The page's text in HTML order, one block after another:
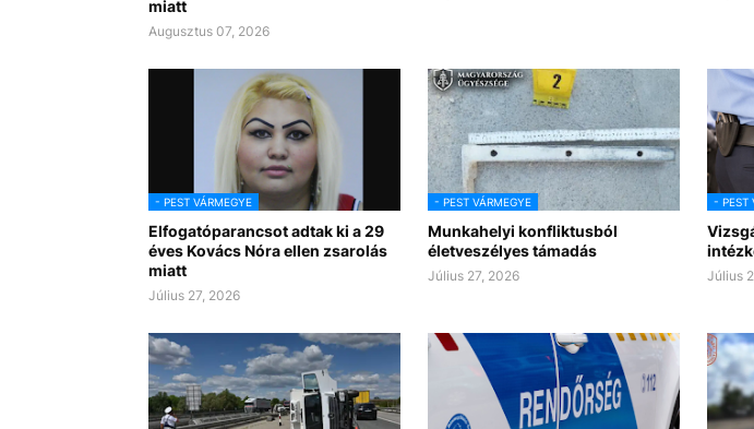
miatt
Augusztus 07, 2026
- PEST VÁRMEGYE
Elfogatóparancsot adtak ki a 29
éves Kovács Nóra ellen zsarolás
miatt
Július 27, 2026
- PEST VÁRMEGYE
Munkahelyi konfliktusból
életveszélyes támadás
Július 27, 2026
- PEST
Július
+30°C